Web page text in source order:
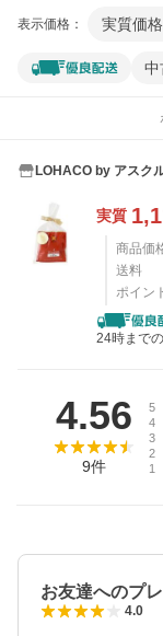
表示価格： 実質価格
中
LOHACO by アスク
実質
商品価
送料
ポイン
24時まで
4.56
9件
5
4
3
2
1
お友達へのプ
4.0